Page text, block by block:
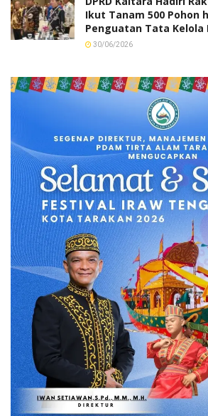
Ikut Tanam 500 Pohon
Penguatan Tata Kelola
30/06/2026